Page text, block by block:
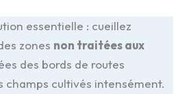
essentielle : cueillez
zones non traitées aux
des bords de routes
champs cultivés intensément.